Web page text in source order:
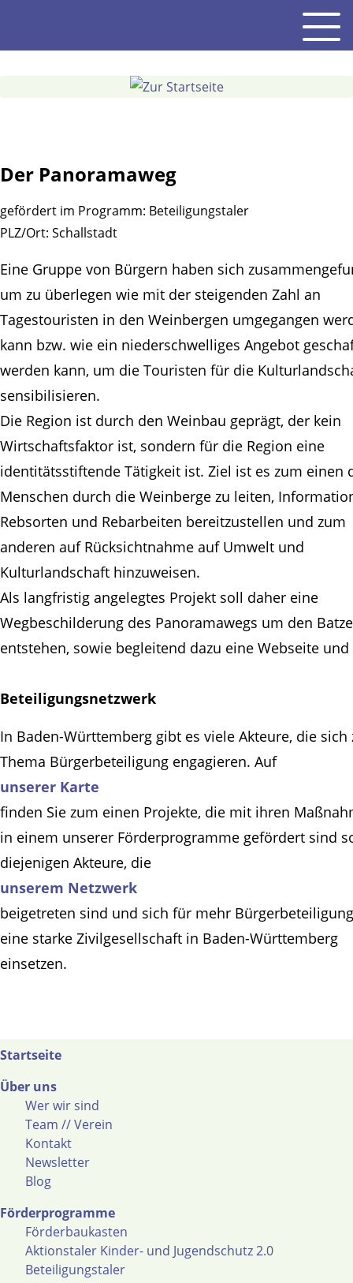
Inhalt
Der Panoramaweg
gefördert im Programm: Beteiligungstaler
PLZ/Ort: Schallstadt
Eine Gruppe von Bürgern haben sich
um zu überlegen wie mit der steigenden Zahl an
Tagestouristen in den Weinbergen umgegangen
kann bzw. wie ein niederschwelliges Angebot
werden kann, um die Touristen für die
sensibilisieren.
Die Region ist durch den Weinbau geprägt, der kein
Wirtschaftsfaktor ist, sondern für die Region eine
identitätsstiftende Tätigkeit ist. Ziel ist es zum einen
Menschen durch die Weinberge zu leiten,
Rebsorten und Rebarbeiten bereitzustellen und zum
anderen auf Rücksichtnahme auf Umwelt und
Kulturlandschaft hinzuweisen.
Als langfristig angelegtes Projekt soll daher eine
Wegbeschilderung des Panoramawegs um den
entstehen, sowie begleitend dazu eine Webseite und
Beteiligungsnetzwerk
In Baden-Württemberg gibt es viele Akteure, die sich
Thema Bürgerbeteiligung engagieren. Auf
unserer Karte
finden Sie zum einen Projekte, die mit ihren
in einem unserer Förderprogramme gefördert sind
diejenigen Akteure, die
unserem Netzwerk
beigetreten sind und sich für mehr
eine starke Zivilgesellschaft in Baden-Württemberg
einsetzen.
Startseite
Über uns
Wer wir sind
Team // Verein
Kontakt
Newsletter
Blog
Förderprogramme
Förderbaukasten
Aktionstaler Kinder- und Jugendschutz 2.0
Beteiligungstaler